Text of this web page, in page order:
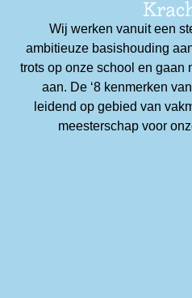
Wij werken vanuit een
ambitieuze basishouding
trots op onze school en gaan
aan. De ‘8 kenmerken
leidend op gebied van
meesterschap voor